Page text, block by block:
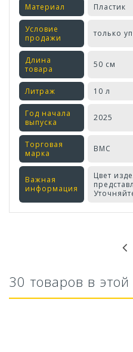
Материал Пластик
Условие
продажи
только
Длина
товара
50 см
Литраж 10 л
Год начала
выпуска
2025
Торговая
марка
ВМС
Важная
информация
Цвет
30 товаров в этой